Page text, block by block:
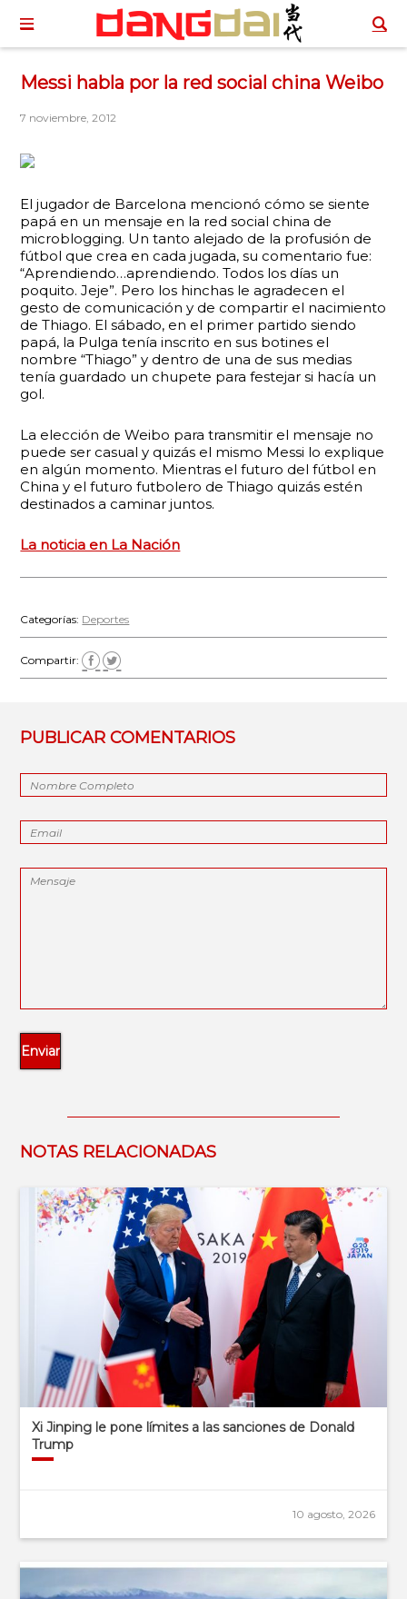
Messi habla por la red social china Weibo
7 noviembre, 2012
El jugador de Barcelona mencionó cómo se siente
papá en un mensaje en la red social china de
microblogging. Un tanto alejado de la profusión de
fútbol que crea en cada jugada, su comentario fue:
“Aprendiendo…aprendiendo. Todos los días un
poquito. Jeje”. Pero los hinchas le agradecen el
gesto de comunicación y de compartir el nacimiento
de Thiago. El sábado, en el primer partido siendo
papá, la Pulga tenía inscrito en sus botines el
nombre “Thiago” y dentro de una de sus medias
tenía guardado un chupete para festejar si hacía un
gol.
La elección de Weibo para transmitir el mensaje no
puede ser casual y quizás el mismo Messi lo explique
en algún momento. Mientras el futuro del fútbol en
China y el futuro futbolero de Thiago quizás estén
destinados a caminar juntos.
La noticia en La Nación
Categorías: Deportes
Compartir:
PUBLICAR COMENTARIOS
NOTAS RELACIONADAS
Xi Jinping le pone límites a las sanciones de Donald
Trump
10 agosto, 2026